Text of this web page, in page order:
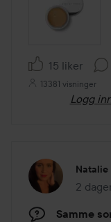
15 liker
13381 visninger
Logg
Natalie
2
Samme